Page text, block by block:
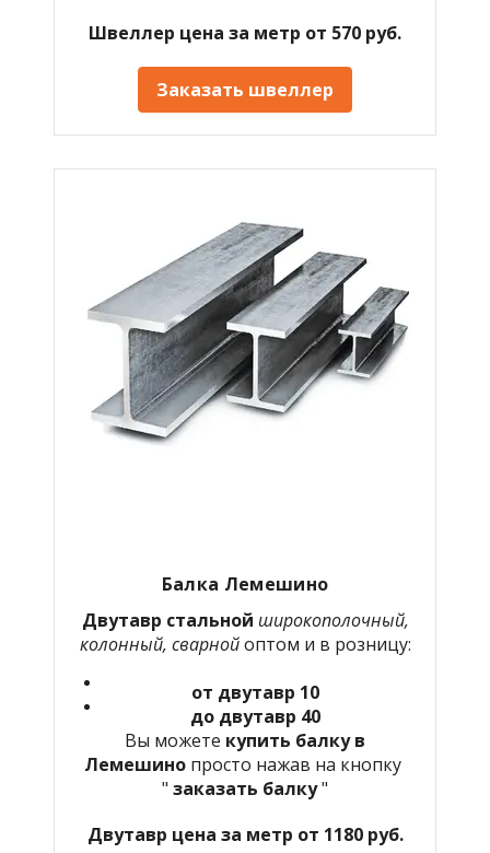
Швеллер цена за метр от 570 руб.
Заказать швеллер
Балка Лемешино
Двутавр стальной широкополочный,
колонный, сварнойоптом и в розницу:
от двутавр 10
до двутавр 40
Вы можете купить балку в
Лемешино просто нажав на кнопку
" заказать балку"
Двутавр цена за метр от 1180 руб.